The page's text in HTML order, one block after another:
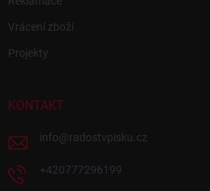
Vrácení zboží
Projekty
KONTAKT
info@radostvpisku.cz
+420777296199